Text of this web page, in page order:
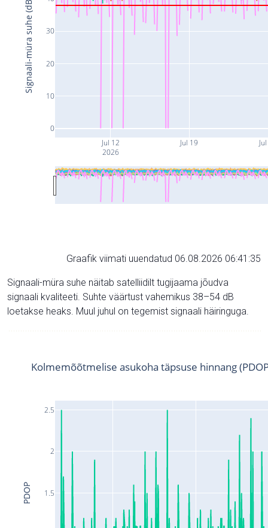
Jul 12
2026
Jul 19
0
10
20
30
Signaali-müra suhe (dB)
Graafik viimati uuendatud 06.08.2026 06:41:35
Signaali-müra suhe näitab satelliidilt tugijaama jõudva
signaali kvaliteeti. Suhte väärtust vahemikus 38–54 dB
loetakse heaks. Muul juhul on tegemist signaali häiringuga.
1.5
2
2.5
Kolmemõõtmelise asukoha täpsuse hinnang
PDOP